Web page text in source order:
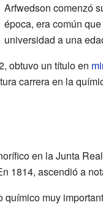
Arfwedson comenzó
época, era común
universidad a una
obtuvo un título en
carrera en la
en la Junta
1814, ascendió a
químico muy